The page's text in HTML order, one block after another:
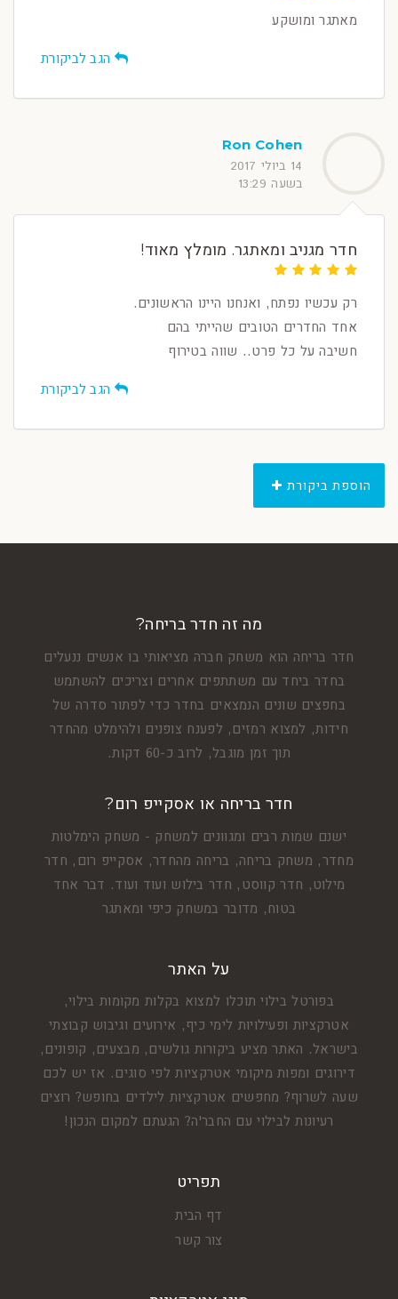
מאתגר ומושקע
הגב לביקורת
Ron Cohen
14 ביולי 2017
בשעה 13:29
חדר מגניב ומאתגר. מומלץ מאוד!
רק עכשיו נפתח, ואנחנו היינו הראשונים.
אחד החדרים הטובים שהייתי בהם
חשיבה על כל פרט.. שווה בטירוף
הגב לביקורת
הוספת ביקורת
מה זה חדר בריחה?
חדר בריחה הוא משחק חברה מציאותי בו אנשים ננעלים
בחדר ביחד עם משתתפים אחרים וצריכים להשתמש
בחפצים שונים הנמצאים בחדר כדי לפתור סדרה של
חידות, למצוא רמזים, לפענח צופנים ולהימלט מהחדר
תוך זמן מוגבל, לרוב כ-60 דקות.
חדר בריחה או אסקייפ רום?
ישנם שמות רבים ומגוונים למשחק - משחק הימלטות
מחדר, משחק בריחה, בריחה מהחדר, אסקייפ רום, חדר
מילוט, חדר קווסט, חדר בילוש ועוד ועוד. דבר אחד
בטוח, מדובר במשחק כיפי ומאתגר
על האתר
בפורטל בילוי תוכלו למצוא בקלות מקומות בילוי,
אטרקציות ופעילויות לימי כיף, אירועים וגיבוש קבוצתי
בישראל. האתר מציע ביקורות גולשים, מבצעים, קופונים,
דירוגים ומפות מיקומי אטרקציות לפי סוגים. אז יש לכם
שעה לשרוף? מחפשים אטרקציות לילדים בחופש? רוצים
רעיונות לבילוי עם החבר'ה? הגעתם למקום הנכון!
תפריט
דף הבית
צור קשר